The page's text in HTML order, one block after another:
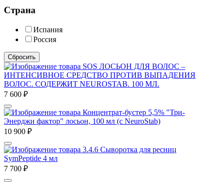
Страна
Испания
Россия
Сбросить
SOS ЛОСЬОН ДЛЯ ВОЛОС –
ИНТЕНСИВНОЕ СРЕДСТВО ПРОТИВ ВЫПАДЕНИЯ
ВОЛОС. СОДЕРЖИТ NEUROSTAB. 100 МЛ.
7 600 ₽
Концентрат-бустер 5,5% "Три-
Энерджи фактор" лосьон, 100 мл (с NeuroStab)
10 900 ₽
3.4.6 Сыворотка для ресниц
SymPeptide 4 мл
7 700 ₽